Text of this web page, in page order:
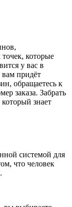
которые
у вас в
вам придёт
обращаетесь к
заказа. Забрать
знает
системой для
что человек